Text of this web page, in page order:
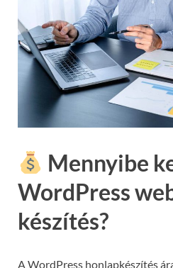
Mennyibe
WordPress
készítés?
A WordPress honlapkészítés